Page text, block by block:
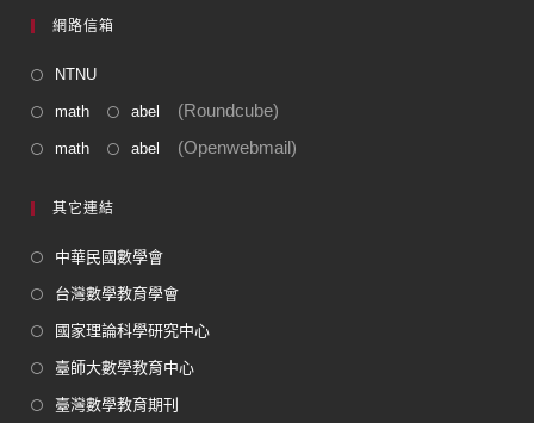
網路信箱
NTNU
math abel (Roundcube)
math abel (Openwebmail)
其它連結
中華民國數學會
台灣數學教育學會
國家理論科學研究中心
臺師大數學教育中心
臺灣數學教育期刊